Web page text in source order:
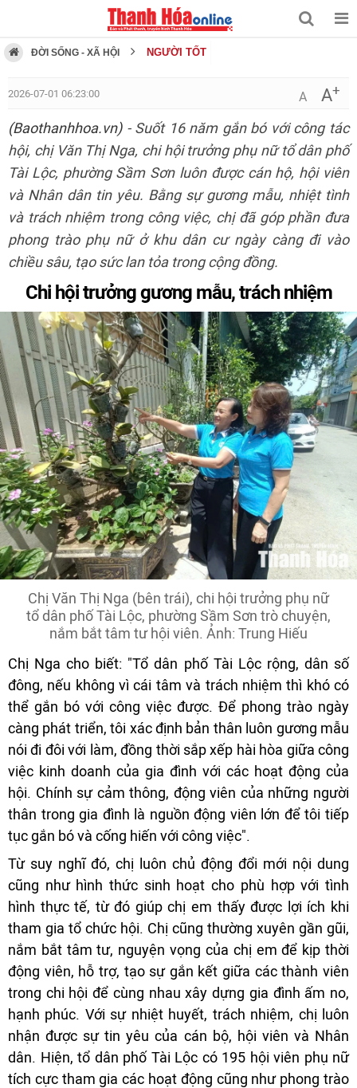
ĐỜI SỐNG - XÃ HỘI NGƯỜI TỐT
2026-07-01 06:23:00 A A+
(Baothanhhoa.vn)- Suốt 16 năm gắn bó với công tác
hội, chị Văn Thị Nga, chi hội trưởng phụ nữ tổ dân phố
Tài Lộc, phường Sầm Sơn luôn được cán hộ, hội viên
và Nhân dân tin yêu. Bằng sự gương mẫu, nhiệt tình
và trách nhiệm trong công việc, chị đã góp phần đưa
phong trào phụ nữ ở khu dân cư ngày càng đi vào
chiều sâu, tạo sức lan tỏa trong cộng đồng.
Chi hội trưởng gương mẫu, trách nhiệm
Chị Văn Thị Nga (bên trái), chi hội trưởng phụ nữ
tổ dân phố Tài Lộc, phường Sầm Sơn trò chuyện,
nắm bắt tâm tư hội viên. Ảnh: Trung Hiếu
Chị Nga cho biết: "Tổ dân phố Tài Lộc rộng, dân số
đông, nếu không vì cái tâm và trách nhiệm thì khó có
thể gắn bó với công việc được. Để phong trào ngày
càng phát triển, tôi xác định bản thân luôn gương mẫu
nói đi đôi với làm, đồng thời sắp xếp hài hòa giữa công
việc kinh doanh của gia đình với các hoạt động của
hội. Chính sự cảm thông, động viên của những người
thân trong gia đình là nguồn động viên lớn để tôi tiếp
tục gắn bó và cống hiến với công việc".
Từ suy nghĩ đó, chị luôn chủ động đổi mới nội dung
cũng như hình thức sinh hoạt cho phù hợp với tình
hình thực tế, từ đó giúp chị em thấy được lợi ích khi
tham gia tổ chức hội. Chị cũng thường xuyên gần gũi,
nắm bắt tâm tư, nguyện vọng của chị em để kịp thời
động viên, hỗ trợ, tạo sự gắn kết giữa các thành viên
trong chi hội để cùng nhau xây dựng gia đình ấm no,
hạnh phúc. Với sự nhiệt huyết, trách nhiệm, chị luôn
nhận được sự tin yêu của cán bộ, hội viên và Nhân
dân. Hiện, tổ dân phố Tài Lộc có 195 hội viên phụ nữ
tích cực tham gia các hoạt động cũng như phong trào